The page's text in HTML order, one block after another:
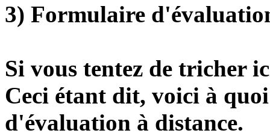
3) Formulaire
Si vous tentez de tricher
Ceci étant dit, voici à
d'évaluation à distance.